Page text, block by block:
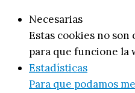
Necesarias
Estas cookies no son
para que funcione la
Estadísticas
Para que podamos